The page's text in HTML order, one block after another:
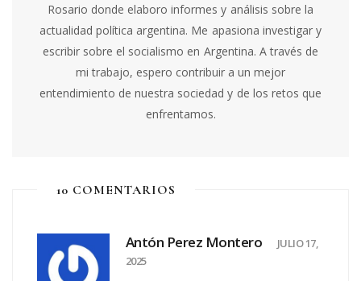
Rosario donde elaboro informes y análisis sobre la
actualidad política argentina. Me apasiona investigar y
escribir sobre el socialismo en Argentina. A través de
mi trabajo, espero contribuir a un mejor
entendimiento de nuestra sociedad y de los retos que
enfrentamos.
10 COMENTARIOS
Antón Perez Montero
JULIO 17,
2025